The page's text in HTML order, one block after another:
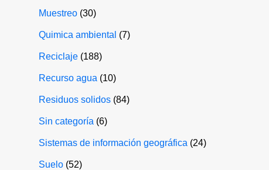
Muestreo (30)
Quimica ambiental (7)
Reciclaje (188)
Recurso agua (10)
Residuos solidos (84)
Sin categoría (6)
Sistemas de información geográfica (24)
Suelo (52)